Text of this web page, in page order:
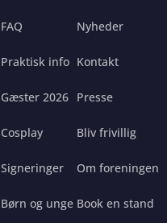
FAQ
Praktisk info
Gæster 2026
Cosplay
Signeringer
Børn og unge
Nyheder
Kontakt
Presse
Bliv frivillig
Om foreningen
Book en stand